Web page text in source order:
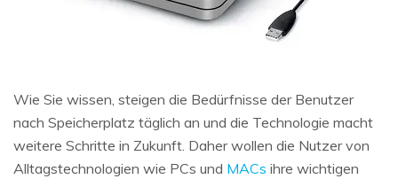
Wie Sie wissen, steigen die Bedürfnisse der Benutzer
nach Speicherplatz täglich an und die Technologie macht
weitere Schritte in Zukunft. Daher wollen die Nutzer von
Alltagstechnologien wie PCs und MACs ihre wichtigen